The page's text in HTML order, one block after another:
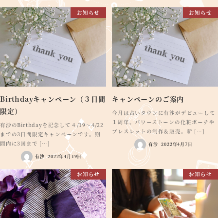
お知らせ
Birthdayキャンペーン（３日間
限定）
有沙のBirthdayを記念して４/19～4/22
までの3日間限定キャンペーンです。期
間内に3回まで […]
有沙 2022年4月19日
お知らせ
キャンペーンのご案内
今月は占いタウンに有沙がデビューして
１周年。パワーストーンの化粧ポーチや
ブレスレットの制作＆販売。新 […]
有沙 2022年4月7日
お知らせ お知らせ